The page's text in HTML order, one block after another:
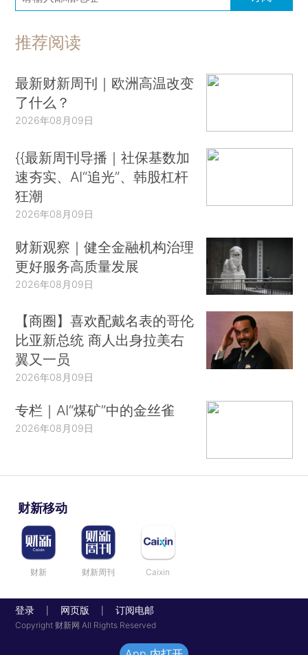
推荐阅读
最新财新周刊｜欧洲高温改变
了什么？
2026年08月09日
{{最新周刊导播｜社保基数加
速夯实、AI“追光”、韩股杠杆
狂潮
2026年08月09日
财新观察｜健全金融机构治理
更好服务高质量发展
2026年08月09日
【商圈】喜欢配戴名表的哥伦
比亚新总统 商人出身拉美右
翼又一员
2026年08月09日
专栏｜AI“煤矿”中的金丝雀
2026年08月09日
财新移动
财新 财新周刊 Caixin
登录 网页版 订阅电邮
Copyright 财新网 All Rights Reserved